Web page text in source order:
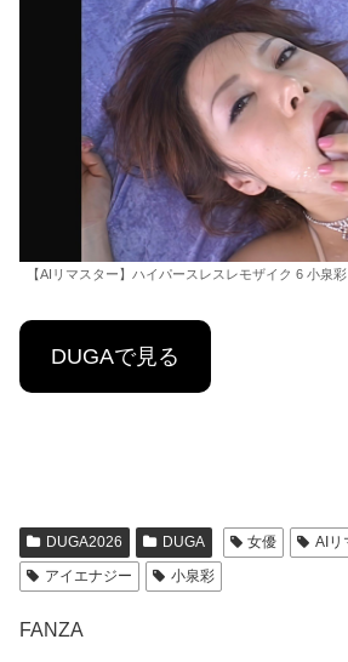
【AIリマスター】ハイパースレスレモザイク 6 小泉
DUGAで見る
DUGA2026 DUGA 女優
AIリ
アイエナジー
小泉彩
FANZA